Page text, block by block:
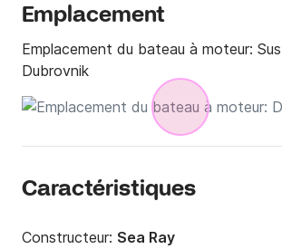
Emplacement
Emplacement du bateau à moteur:
Dubrovnik
Caractéristiques
Constructeur: Sea Ray